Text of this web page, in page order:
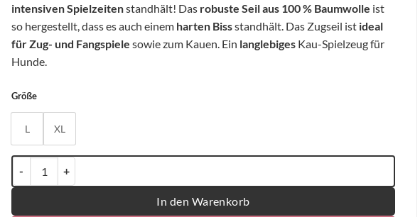
intensiven Spielzeitenstandhält! Das robuste Seil aus 100 % Baumwolle ist
so hergestellt, dass es auch einem harten Bissstandhält. Das Zugseil ist ideal
für Zug- und Fangspiele sowie zum Kauen. Ein langlebiges Kau-Spielzeug für
Hunde.
Größe
L XL
In den Warenkorb